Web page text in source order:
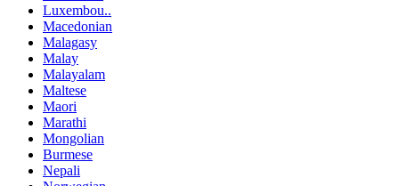
Luxembou..
Macedonian
Malagasy
Malay
Malayalam
Maltese
Maori
Marathi
Mongolian
Burmese
Nepali